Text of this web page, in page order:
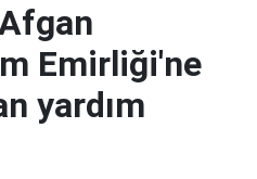
Emirliği'ne
yardım